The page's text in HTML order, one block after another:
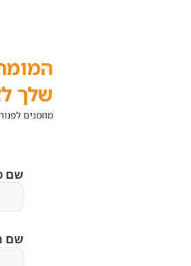
שלך
מוזמנים